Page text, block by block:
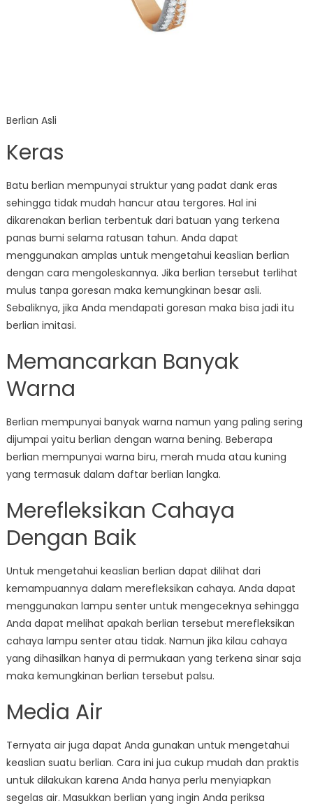
Berlian Asli
Keras
Batu berlian mempunyai struktur yang padat dank eras
sehingga tidak mudah hancur atau tergores. Hal ini
dikarenakan berlian terbentuk dari batuan yang terkena
panas bumi selama ratusan tahun. Anda dapat
menggunakan amplas untuk mengetahui keaslian berlian
dengan cara mengoleskannya. Jika berlian tersebut terlihat
mulus tanpa goresan maka kemungkinan besar asli.
Sebaliknya, jika Anda mendapati goresan maka bisa jadi itu
berlian imitasi.
Memancarkan Banyak
Warna
Berlian mempunyai banyak warna namun yang paling sering
dijumpai yaitu berlian dengan warna bening. Beberapa
berlian mempunyai warna biru, merah muda atau kuning
yang termasuk dalam daftar berlian langka.
Merefleksikan Cahaya
Dengan Baik
Untuk mengetahui keaslian berlian dapat dilihat dari
kemampuannya dalam merefleksikan cahaya. Anda dapat
menggunakan lampu senter untuk mengeceknya sehingga
Anda dapat melihat apakah berlian tersebut merefleksikan
cahaya lampu senter atau tidak. Namun jika kilau cahaya
yang dihasilkan hanya di permukaan yang terkena sinar saja
maka kemungkinan berlian tersebut palsu.
Media Air
Ternyata air juga dapat Anda gunakan untuk mengetahui
keaslian suatu berlian. Cara ini jua cukup mudah dan praktis
untuk dilakukan karena Anda hanya perlu menyiapkan
segelas air. Masukkan berlian yang ingin Anda periksa